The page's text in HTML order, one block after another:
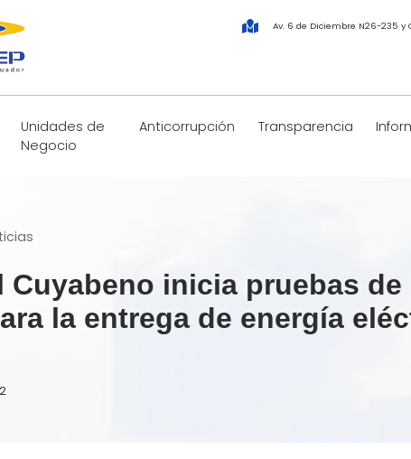
Av. 6 de Diciembre N26-235 y
Unidades de
Negocio
Anticorrupción Transparencia
Cuyabeno inicia pruebas
la entrega de energía